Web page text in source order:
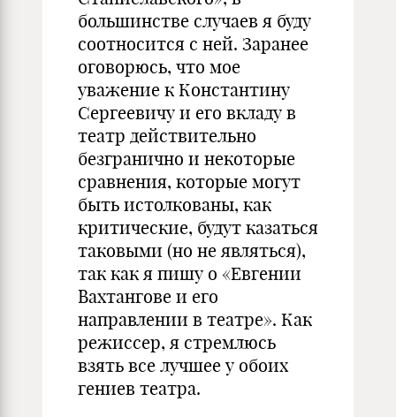
большинстве случаев я буду
соотносится с ней. Заранее
оговорюсь, что мое
уважение к Константину
Сергеевичу и его вкладу в
театр действительно
безгранично и некоторые
сравнения, которые могут
быть истолкованы, как
критические, будут казаться
таковыми (но не являться),
так как я пишу о «Евгении
Вахтангове и его
направлении в театре». Как
режиссер, я стремлюсь
взять все лучшее у обоих
гениев театра.